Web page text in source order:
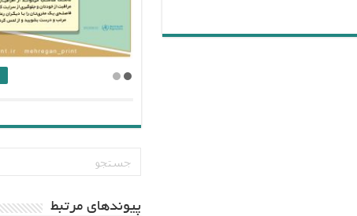
پيوندهاي مرتبط